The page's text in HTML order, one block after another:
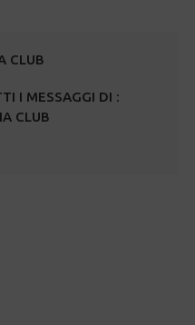
CLUB
I MESSAGGI DI :
CLUB